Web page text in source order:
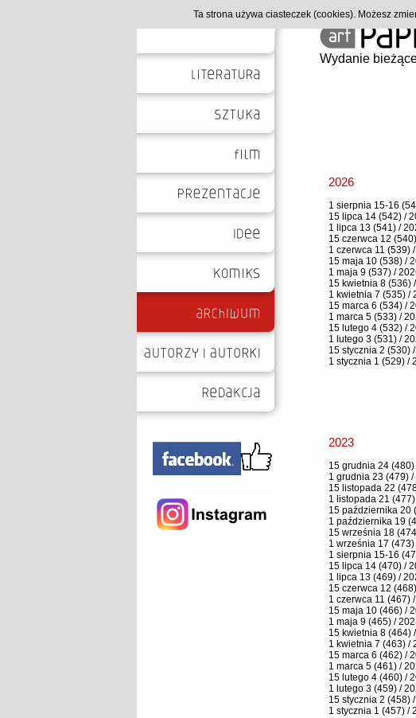
Wydanie
2026
1 sierpnia 15-16
15 lipca 14 (542) /
1 lipca 13 (541) /
15 czerwca 12
1 czerwca 11 (539)
15 maja 10 (538) /
1 maja 9 (537) /
15 kwietnia 8 (536)
1 kwietnia 7 (535) /
15 marca 6 (534) /
1 marca 5 (533) /
15 lutego 4 (532) /
1 lutego 3 (531) /
15 stycznia 2 (530)
1 stycznia 1 (529) /
2023
15 grudnia 24
1 grudnia 23 (479)
15 listopada 22
1 listopada 21
15 października 20
1 października 19
15 września 18
1 września 17
1 sierpnia 15-16
15 lipca 14 (470) /
1 lipca 13 (469) /
15 czerwca 12
1 czerwca 11 (467)
15 maja 10 (466) /
1 maja 9 (465) /
15 kwietnia 8 (464)
1 kwietnia 7 (463) /
15 marca 6 (462) /
1 marca 5 (461) /
15 lutego 4 (460) /
1 lutego 3 (459) /
15 stycznia 2 (458)
1 stycznia 1 (457) /
Ta strona używa ciasteczek (cookies). Możesz